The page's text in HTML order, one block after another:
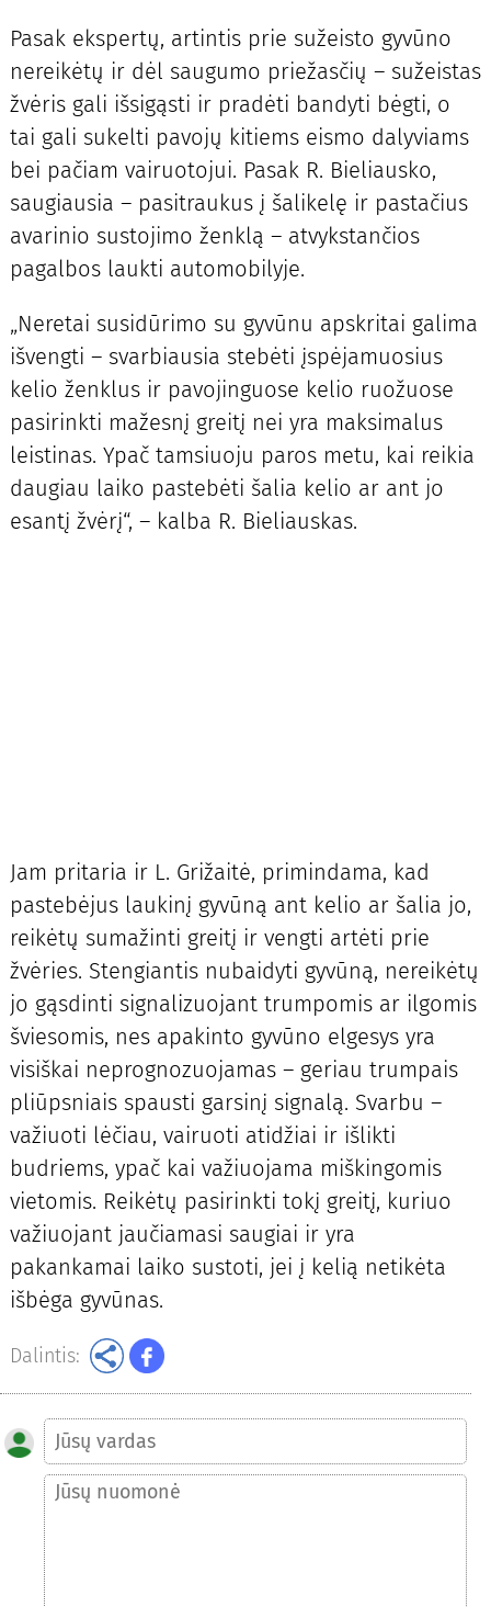
Pasak ekspertų, artintis prie sužeisto gyvūno
nereikėtų ir dėl saugumo priežasčių – sužeistas
žvėris gali išsigąsti ir pradėti bandyti bėgti, o
tai gali sukelti pavojų kitiems eismo dalyviams
bei pačiam vairuotojui. Pasak R. Bieliausko,
saugiausia – pasitraukus į šalikelę ir pastačius
avarinio sustojimo ženklą – atvykstančios
pagalbos laukti automobilyje.
„Neretai susidūrimo su gyvūnu apskritai galima
išvengti – svarbiausia stebėti įspėjamuosius
kelio ženklus ir pavojinguose kelio ruožuose
pasirinkti mažesnį greitį nei yra maksimalus
leistinas. Ypač tamsiuoju paros metu, kai reikia
daugiau laiko pastebėti šalia kelio ar ant jo
esantį žvėrį“, – kalba R. Bieliauskas.
Jam pritaria ir L. Grižaitė, primindama, kad
pastebėjus laukinį gyvūną ant kelio ar šalia jo,
reikėtų sumažinti greitį ir vengti artėti prie
žvėries. Stengiantis nubaidyti gyvūną, nereikėtų
jo gąsdinti signalizuojant trumpomis ar ilgomis
šviesomis, nes apakinto gyvūno elgesys yra
visiškai neprognozuojamas – geriau trumpais
pliūpsniais spausti garsinį signalą. Svarbu –
važiuoti lėčiau, vairuoti atidžiai ir išlikti
budriems, ypač kai važiuojama miškingomis
vietomis. Reikėtų pasirinkti tokį greitį, kuriuo
važiuojant jaučiamasi saugiai ir yra
pakankamai laiko sustoti, jei į kelią netikėta
išbėga gyvūnas.
Dalintis: